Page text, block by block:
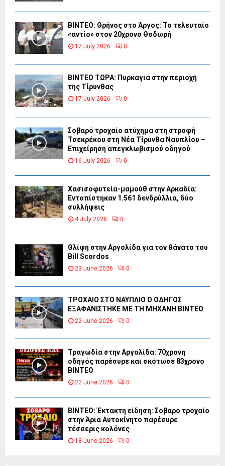
ΒΙΝΤΕΟ: Θρήνος στο Άργος: Το τελευταίο
«αντίο» στον 20χρονο Θοδωρή
17 July 2026 0
ΒΙΝΤΕΟ ΤΩΡΑ: Πυρκαγιά στην περιοχή
της Τίρυνθας
17 July 2026 0
Σοβαρό τροχαίο ατύχημα στη στροφή
Τσεκρέκου στη Νέα Τίρυνθα Ναυπλίου –
Επιχείρηση απεγκλωβισμού οδηγού
16 July 2026 0
Χασισοφυτεία-μαμούθ στην Αρκαδία:
Εντοπίστηκαν 1.561 δενδρύλλια, δύο
συλλήψεις
4 July 2026 0
Θλίψη στην Αργολίδα για τον θάνατο του
Bill Scordos
23 June 2026 0
ΤΡΟΧΑΙΟ ΣΤΟ ΝΑΥΠΛΙΟ Ο ΟΔΗΓΟΣ
ΕΞΑΦΑΝΙΣΤΗΚΕ ΜΕ ΤΗ ΜΗΧΑΝΗ ΒΙΝΤΕΟ
22 June 2026 0
Τραγωδία στην Αργολίδα: 70χρονη
οδηγός παρέσυρε και σκότωσε 83χρονο
ΒΙΝΤΕΟ
22 June 2026 0
ΒΙΝΤΕΟ: Έκτακτη είδηση: Σοβαρό τροχαίο
στην Άρια Αυτοκίνητο παρέσυρε
τέσσερις κολόνες
18 June 2026 0